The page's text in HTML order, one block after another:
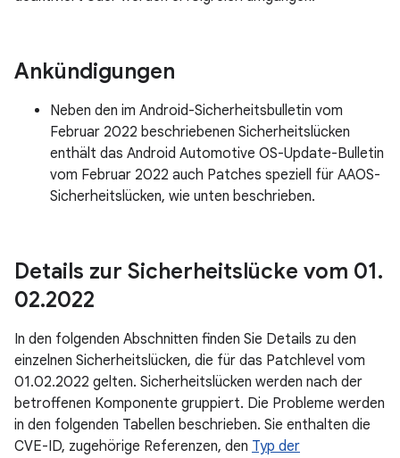
Ankündigungen
Neben den im Android-Sicherheitsbulletin vom
Februar 2022 beschriebenen Sicherheitslücken
enthält das Android Automotive OS-Update-Bulletin
vom Februar 2022 auch Patches speziell für AAOS-
Sicherheitslücken, wie unten beschrieben.
Details zur Sicherheitslücke vom 01.
02.2022
In den folgenden Abschnitten finden Sie Details zu den
einzelnen Sicherheitslücken, die für das Patchlevel vom
01.02.2022 gelten. Sicherheitslücken werden nach der
betroffenen Komponente gruppiert. Die Probleme werden
in den folgenden Tabellen beschrieben. Sie enthalten die
CVE-ID, zugehörige Referenzen, den Typ der